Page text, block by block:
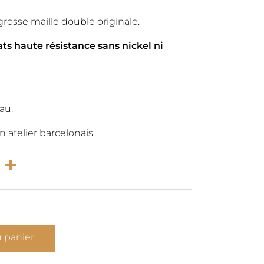
actuel
est :
maille double originale.
haute résistance sans nickel ni
atelier barcelonais.
panier